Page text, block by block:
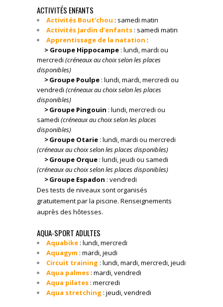
ACTIVITÉS ENFANTS
Activités Bout’chou : samedi matin
Activités Jardin d’enfants : samedi matin
Apprentissage de la natation :
> Groupe Hippocampe : lundi, mardi ou
mercredi (créneaux au choix selon les places
disponibles)
>Groupe Poulpe : lundi, mardi, mercredi ou
vendredi (créneaux au choix selon les places
disponibles)
>Groupe Pingouin : lundi, mercredi ou
samedi (créneaux au choix selon les places
disponibles)
>Groupe Otarie : lundi, mardi ou mercredi
(créneaux au choix selon les places disponibles)
>Groupe Orque : lundi, jeudi ou samedi
(créneaux au choix selon les places disponibles)
>Groupe Espadon : vendredi
Des tests de niveaux sont organisés
gratuitement par la piscine. Renseignements
auprès des hôtesses.
AQUA-SPORT ADULTES
Aquabike : lundi, mercredi
Aquagym : mardi, jeudi
Circuit training : lundi, mardi, mercredi, jeudi
Aqua palmes : mardi, vendredi
Aqua pilates : mercredi
Aqua stretching : jeudi, vendredi